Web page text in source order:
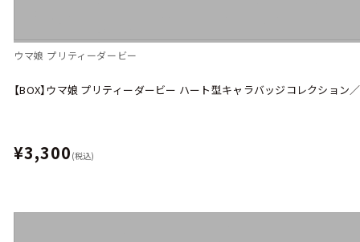
ウマ娘 プリティーダービー
【BOX】ウマ娘 プリティーダービー ハート型キャラバッジコレクション
¥3,300 (税込)